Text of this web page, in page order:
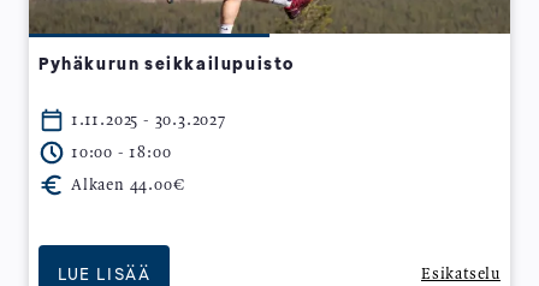
Pyhäkurun seikkailupuisto
1.11.2025 - 30.3.2027
10:00 - 18:00
Alkaen 44.00€
LUE LISÄÄ Esikatselu